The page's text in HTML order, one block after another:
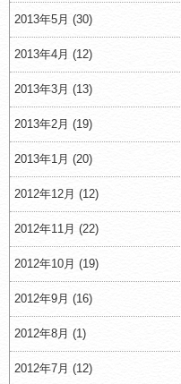
2013年5月 (30)
2013年4月 (12)
2013年3月 (13)
2013年2月 (19)
2013年1月 (20)
2012年12月 (12)
2012年11月 (22)
2012年10月 (19)
2012年9月 (16)
2012年8月 (1)
2012年7月 (12)